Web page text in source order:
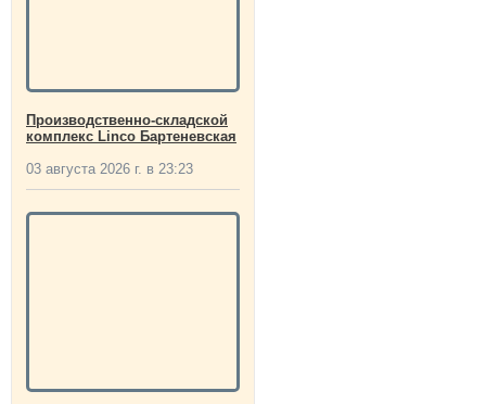
Производственно-складской
комплекс Linco Бартеневская
03 августа 2026 г. в 23:23